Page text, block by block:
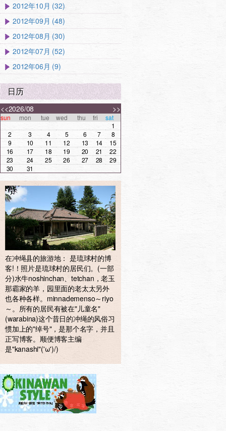
2012年10月 (32)
2012年09月 (48)
2012年08月 (30)
2012年07月 (52)
2012年06月 (9)
日历
<< >>
2026/08
sun mon tue wed thu fri
sat
1
2
3 4 5 6 7
8
9
10 11 12 13 14
15
16
17 18 19 20 21
22
23
24 25 26 27 28
29
30
31
在冲绳县的旅游地： 是琉球村的博
客!！照片是琉球村的居民们。(一部
分)水牛noshinchan、tetchan，老玉
那霸家的羊，园里面的老太太另外
也各种各样。minnademenso～riyo
～。所有的居民有被在"儿童名"
(warabina)这个昔日的冲绳的风俗习
惯加上的"绰号"，是那个名字，并且
正写博客。顺便博客主编
是"kanashi"('ω')/)